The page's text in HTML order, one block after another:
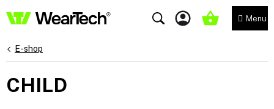
na
NÁKUPNÍ
E-shop
CHILD